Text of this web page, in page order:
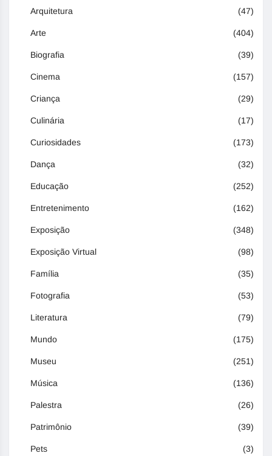
Arquitetura (47)
Arte (404)
Biografia (39)
Cinema (157)
Criança (29)
Culinária (17)
Curiosidades (173)
Dança (32)
Educação (252)
Entretenimento (162)
Exposição (348)
Exposição Virtual (98)
Família (35)
Fotografia (53)
Literatura (79)
Mundo (175)
Museu (251)
Música (136)
Palestra (26)
Patrimônio (39)
Pets (3)